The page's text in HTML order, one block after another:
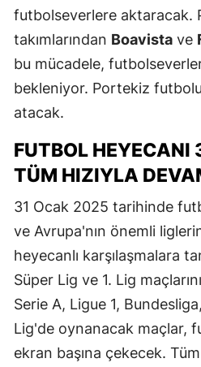
futbolseverlere aktaracak.
takımlarından Boavista ve
bu mücadele,
bekleniyor. Portekiz
atacak.
FUTBOL HEYECANI
TÜM HIZIYLA
31 Ocak 2025 tarihinde
ve Avrupa'nın önemli
heyecanlı karşılaşmalara
Süper Lig ve 1. Lig
Serie A, Ligue 1,
Lig'de oynanacak maçlar,
ekran başına çekecek.